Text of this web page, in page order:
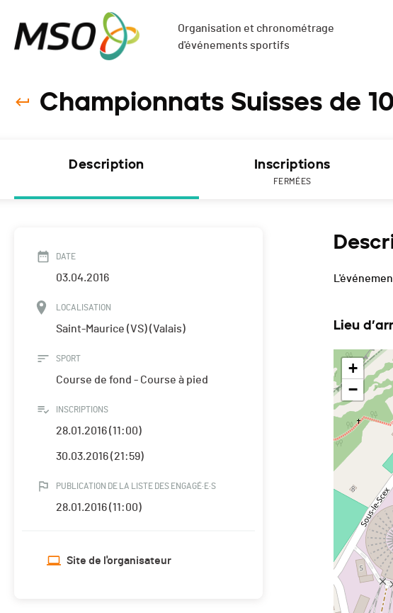
Organisation et chronométrage
d'événements sportifs
Championnats Suisses de
Description Inscriptions
FERMÉES
DATE
03.04.2016
LOCALISATION
Saint-Maurice (VS) (Valais)
SPORT
Course de fond - Course à pied
INSCRIPTIONS
28.01.2016 (11:00)
30.03.2016 (21:59)
PUBLICATION DE LA LISTE DES ENGAGÉ·E·S
28.01.2016 (11:00)
Site de l'organisateur
Lieu
+
−